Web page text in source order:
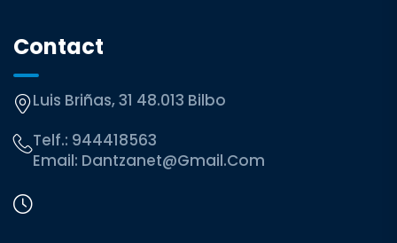
Contact
Luis Briñas, 31 48.013 Bilbo
Telf.: 944418563
Email: Dantzanet@gmail.com